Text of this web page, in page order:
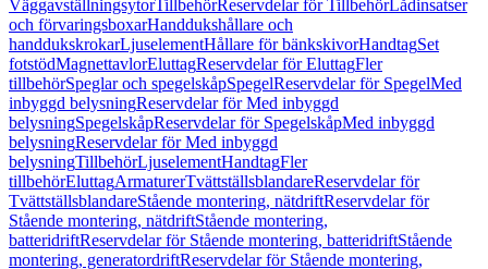
VäggavställningsytorTillbehörReservdelar för TillbehörLådinsatser
och förvaringsboxarHanddukshållare och
handdukskrokarLjuselementHållare för bänkskivorHandtagSet
fotstödMagnettavlorEluttagReservdelar för EluttagFler
tillbehörSpeglar och spegelskåpSpegelReservdelar för SpegelMed
inbyggd belysningReservdelar för Med inbyggd
belysningSpegelskåpReservdelar för SpegelskåpMed inbyggd
belysningReservdelar för Med inbyggd
belysningTillbehörLjuselementHandtagFler
tillbehörEluttagArmaturerTvättställsblandareReservdelar för
TvättställsblandareStående montering, nätdriftReservdelar för
Stående montering, nätdriftStående montering,
batteridriftReservdelar för Stående montering, batteridriftStående
montering, generatordriftReservdelar för Stående montering,